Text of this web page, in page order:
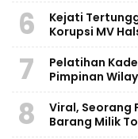
6
Kejati
Korupsi MV
7
Pelatihan
Pimpinan
8
Viral, Seorang
Barang Milik